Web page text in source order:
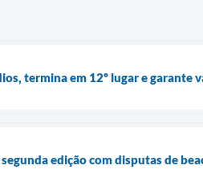
termina em 12º lugar e garante
edição com disputas de